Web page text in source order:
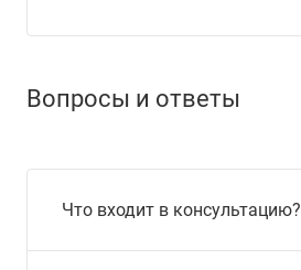
Вопросы и ответы
Что входит в консультацию?